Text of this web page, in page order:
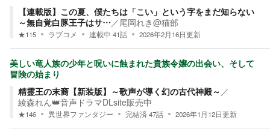
【連載版】この夏、僕たちは「こい」という字をまだ知らない
～無自覚白豚王子はサ… ／尾岡れき@猫部
★115 ラブコメ 連載中 41話 2026年2月16日更新
美しい竜人族の少年と呪いに蝕まれた貴族令嬢の出会い、そして
冒険の始まり
精霊王の末裔【新装版】～歌声が導く幻の古代神殿～ ／
綾森れん👑音声ドラマDLsite販売中
★146 異世界ファンタジー 完結済47話 2026年1月12日更新